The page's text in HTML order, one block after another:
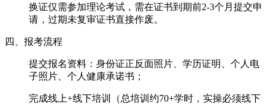
换证仅需参加理论考试，需在证书到期前2-3个月提交申
请，过期未复审证书直接作废。
四、报考流程
提交报名资料：身份证正反面照片、学历证明、个人电
子照片、个人健康承诺书；
完成线上+线下培训（总培训约70+学时，实操必须线下